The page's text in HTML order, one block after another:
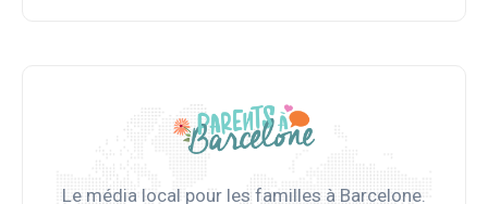
Le média local pour les familles à Barcelone.